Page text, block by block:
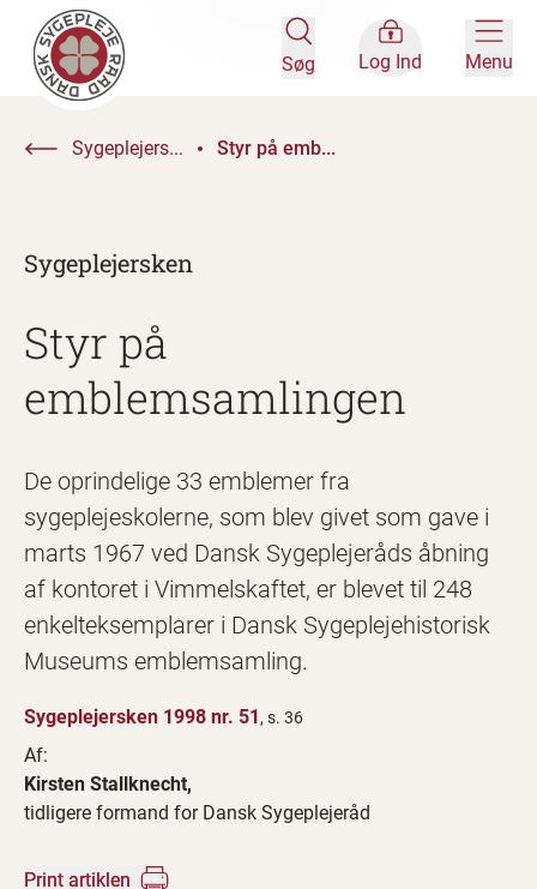
Søg Log Ind Menu
Sygeplejers... Styr på emb...
Sygeplejersken
Styr på
emblemsamlingen
De oprindelige 33 emblemer fra
sygeplejeskolerne, som blev givet som gave i
marts 1967 ved Dansk Sygeplejeråds åbning
af kontoret i Vimmelskaftet, er blevet til 248
enkelteksemplarer i Dansk Sygeplejehistorisk
Museums emblemsamling.
Sygeplejersken 1998 nr. 51, s. 36
Af:
Kirsten Stallknecht,
tidligere formand for Dansk Sygeplejeråd
Print artiklen